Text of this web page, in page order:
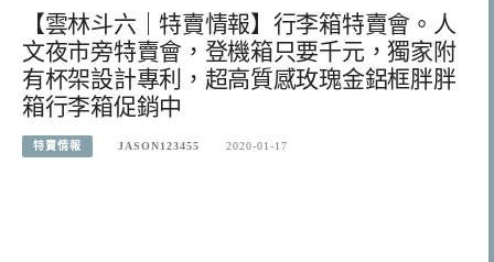
【雲林斗六｜特賣情報】行李箱特賣會。人
文夜市旁特賣會，登機箱只要千元，獨家附
有杯架設計專利，超高質感玫瑰金鋁框胖胖
箱行李箱促銷中
特賣情報 JASON123455 2020-01-17